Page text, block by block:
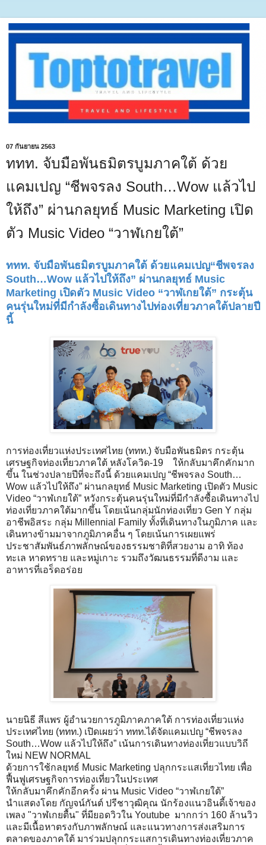
07 กันยายน 2563
ททท. จับมือพันธมิตรบูมภาคใต้ ด้วย
แคมเปญ “ชีพจรลง South…Wow แล้วไป
ให้ถึง” ผ่านกลยุทธ์ Music Marketing เปิด
ตัว Music Video “วาฬเกยใต้”
ททท. จับมือพันธมิตรบูมภาคใต้ ด้วยแคมเปญ“ชีพจรลง
South…Wow แล้วไปให้ถึง” ผ่านกลยุทธ์ Music
Marketing เปิดตัว Music Video “วาฬเกยใต้” กระตุ้น
คนรุ่นใหม่ที่มีกำลังซื้อเดินทางไปท่องเที่ยวภาคใต้ปลายปี
นี้
การท่องเที่ยวแห่งประเทศไทย (ททท.) จับมือพันธมิตร กระตุ้น
เศรษฐกิจท่องเที่ยวภาคใต้ หลังโควิด-19 ให้กลับมาคึกคักมาก
ขึ้น ในช่วงปลายปีที่จะถึงนี้ ด้วยแคมเปญ “ชีพจรลง South…
Wow แล้วไปให้ถึง” ผ่านกลยุทธ์ Music Marketing เปิดตัว Music
Video “วาฬเกยใต้” หวังกระตุ้นคนรุ่นใหม่ที่มีกำลังซื้อเดินทางไป
ท่องเที่ยวภาคใต้มากขึ้น โดยเน้นกลุ่มนักท่องเที่ยว Gen Y กลุ่ม
อาชีพอิสระ กลุ่ม Millennial Family ทั้งที่เดินทางในภูมิภาค และ
เดินทางข้ามมาจากภูมิภาคอื่น ๆ โดยเน้นการเผยแพร่
ประชาสัมพันธ์ภาพลักษณ์ของธรรมชาติที่สวยงาม อาทิ ท้อง
ทะเล หาดทราย และหมู่เกาะ รวมถึงวัฒนธรรมที่ดีงาม และ
อาหารที่เอร็ดอร่อย
นายนิธี สีแพร ผู้อำนวยการภูมิภาคภาคใต้ การท่องเที่ยวแห่ง
ประเทศไทย (ททท.) เปิดเผยว่า ททท.ได้จัดแคมเปญ “ชีพจรลง
South…Wow แล้วไปให้ถึง” เน้นการเดินทางท่องเที่ยวแบบวิถี
ใหม่ NEW NORMAL
ด้วยการใช้กลยุทธ์ Music Marketing ปลุกกระแสเที่ยวไทย เพื่อ
ฟื้นฟูเศรษฐกิจการท่องเที่ยวในประเทศ
ให้กลับมาคึกคักอีกครั้ง ผ่าน Music Video “วาฬเกยใต้”
นำแสดงโดย กัญจน์กันต์ ปรีชาวุฒิคุณ นักร้องแนวอินดี้เจ้าของ
เพลง "วาฬเกยตื้น" ที่มียอดวิวใน Youtube มากกว่า 160 ล้านวิว
และมีเนื้อหาตรงกับภาพลักษณ์ และแนวทางการส่งเสริมการ
ตลาดของภาคใต้ มาร่วมปลุกกระแสการเดินทางท่องเที่ยวภาค